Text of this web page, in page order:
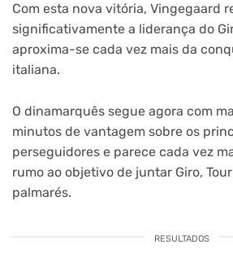
Com esta nova vitória, Vingegaard
significativamente a liderança do
aproxima-se cada vez mais da
italiana.
O dinamarquês segue agora com
minutos de vantagem sobre os
perseguidores e parece cada vez
rumo ao objetivo de juntar Giro,
palmarés.
RESULTADOS